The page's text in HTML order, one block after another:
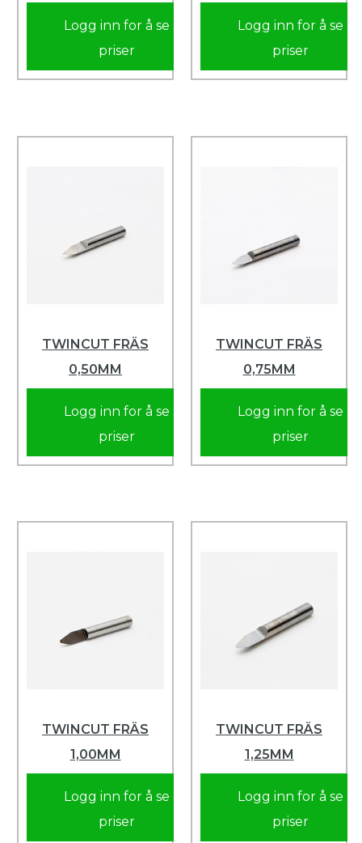
Logg inn for å se
priser
Logg inn for å se
priser
TWINCUT FRÄS
0,50MM
Logg inn for å se
priser
TWINCUT FRÄS
0,75MM
Logg inn for å se
priser
TWINCUT FRÄS
1,00MM
Logg inn for å se
priser
TWINCUT FRÄS
1,25MM
Logg inn for å se
priser